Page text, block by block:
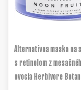
Alternatívna maska na
s retinolom z
ovocia Herbivore